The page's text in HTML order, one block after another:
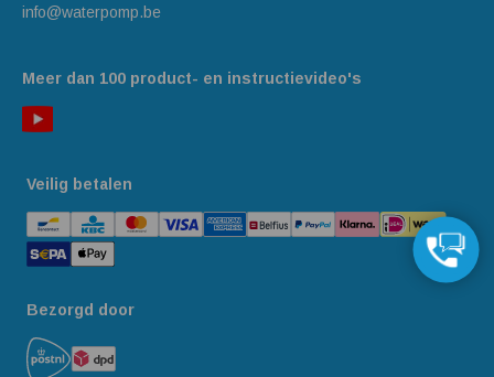
Meer dan 100 product- en instructievideo's
info@waterpomp.be
Veilig betalen
Bezorgd door